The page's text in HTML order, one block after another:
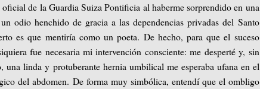
de la Guardia Suiza Pontificia al haberme sorprendido en una
odio henchido de gracia a las dependencias privadas del Santo
es que mentiría como un poeta. De hecho, para que el suceso
fue necesaria mi intervención consciente: me desperté y, sin
una linda y protuberante hernia umbilical me esperaba ufana en el
del abdomen. De forma muy simbólica, entendí que el ombligo